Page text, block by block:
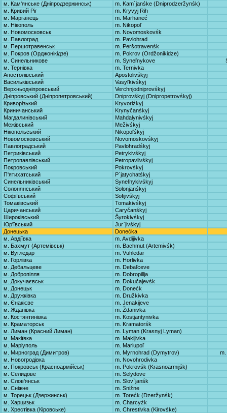
м. Кам'янське (Дніпродзержинськ)
m. Kam`janśke (Dniprodzeržynśk)
м. Кривий Ріг
m. Kryvyj Rih
м. Марганець
m. Marhaneć
м. Нікополь
m. Nikopoľ
м. Новомосковськ
m. Novomoskovśk
м. Павлоград
m. Pavlohrad
м. Першотравенськ
m. Peršotravenśk
м. Покров (Орджонікідзе)
m. Pokrov (Ordžonikidze)
м. Синельникове
m. Syneľnykove
м. Тернівка
m. Ternivka
Апостолівський
Apostolivśkyj
Васильківський
Vasyľkivśkyj
Верхньодніпровський
Verchnjodniprovśkyj
Дніпровський (Дніпропетровський)
Dniprovśkyj (Dnipropetrovśkyj)
Криворізький
Kryvoriźkyj
Криничанський
Krynyčanśkyj
Магдалинівський
Mahdalynivśkyj
Межівський
Meživśkyj
Нікопольський
Nikopoľśkyj
Новомосковський
Novomoskovśkyj
Павлоградський
Pavlohradśkyj
Петриківський
Petrykivśkyj
Петропавлівський
Petropavlivśkyj
Покровський
Pokrovśkyj
П'ятихатський
P`jatychatśkyj
Синельниківський
Syneľnykivśkyj
Солонянський
Solonjanśkyj
Софіївський
Sofijivśkyj
Томаківський
Tomakivśkyj
Царичанський
Caryčanśkyj
Широківський
Šyrokivśkyj
Юр'ївський
Jur`jivśkyj
Донецька
Donećka
м. Авдіївка
m. Avdijivka
м. Бахмут (Артемівськ)
m. Bachmut (Artemivśk)
м. Вугледар
m. Vuhledar
м. Горлівка
m. Horlivka
м. Дебальцеве
m. Debaľceve
м. Добропілля
m. Dobropillja
м. Докучаєвськ
m. Dokučajevśk
м. Донецьк
m. Donećk
м. Дружківка
m. Družkivka
м. Єнакієве
m. Jenakijeve
м. Жданівка
m. Ždanivka
м. Костянтинівка
m. Kostjantynivka
м. Краматорськ
m. Kramatorśk
м. Лиман (Красний Лиман)
m. Lyman (Krasnyj Lyman)
м. Макіївка
m. Makijivka
м. Маріуполь
m. Mariupoľ
м. Мирноград (Димитров)
m. Myrnohrad (Dymytrov)
m.
м. Новогродівка
m. Novohrodivka
м. Покровськ (Красноармійськ)
m. Pokrovśk (Krasnoarmijśk)
м. Селидове
m. Selydove
м. Слов'янськ
m. Slov`janśk
м. Сніжне
m. Snižne
м. Торецьк (Дзержинськ)
m. Torećk (Dzeržynśk)
м. Харцизьк
m. Charcyźk
м. Хрестівка (Кіровське)
m. Chrestivka (Kirovśke)